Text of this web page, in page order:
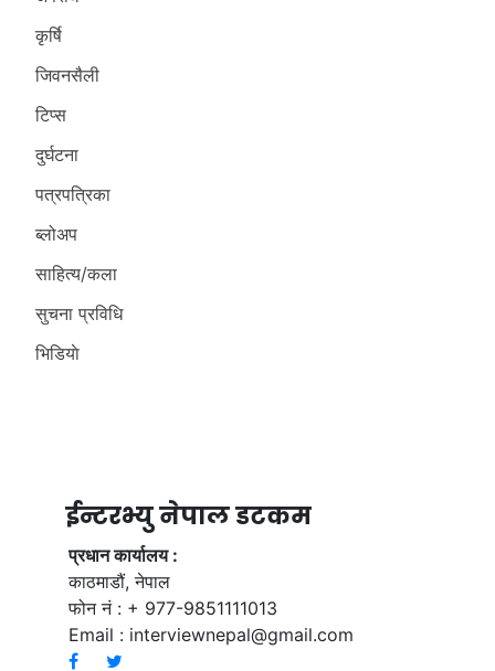
कृर्षि
जिवनसैली
टिप्स
दुर्घटना
पत्रपत्रिका
ब्लोअप
साहित्य/कला
सुचना प्रविधि
भिडियाे
ईन्टरभ्यु नेपाल डटकम
प्रधान कार्यालय :
काठमाडौं, नेपाल
फोन नं : + 977-9851111013
Email : interviewnepal@gmail.com